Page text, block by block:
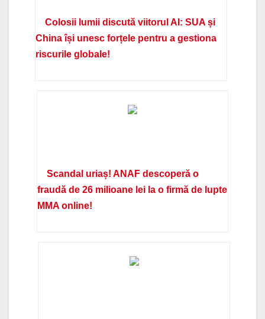
Colosii lumii discută viitorul AI: SUA și
China își unesc forțele pentru a gestiona
riscurile globale!
Scandal uriaș! ANAF descoperă o
fraudă de 26 milioane lei la o firmă de lupte
MMA online!